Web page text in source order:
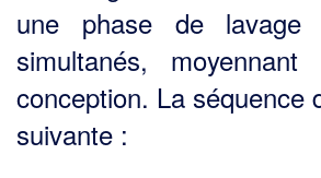
une phase de
simultanés,
conception. La séquence
suivante :